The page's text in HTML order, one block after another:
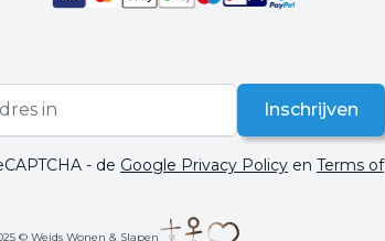
Inschrijven
- de Google Privacy Policy en Terms of
© Weids Wonen & Slapen